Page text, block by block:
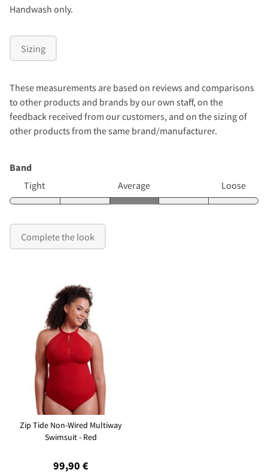
Handwash only.
Sizing
These measurements are based on reviews and comparisons
to other products and brands by our own staff, on the
feedback received from our customers, and on the sizing of
other products from the same brand/manufacturer.
Band
Tight
Average Loose
Complete the look
Zip Tide Non-Wired Multiway
Swimsuit - Red
99,90 €